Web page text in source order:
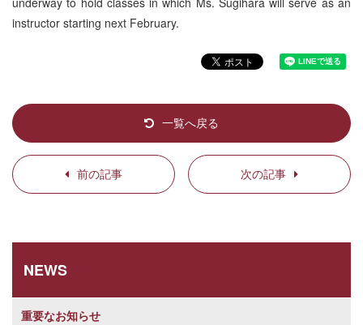
instructor starting next February.
前の記事
一覧へ戻る
次の記事
NEWS
重要なお知らせ